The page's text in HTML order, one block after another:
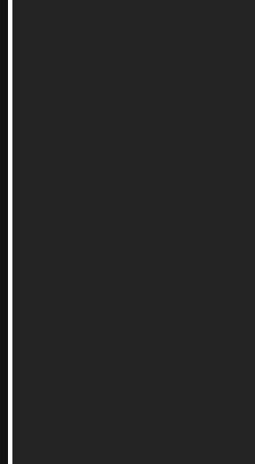
Repair costs are very
Choosing AeroPaarth as your
provider will ensure that